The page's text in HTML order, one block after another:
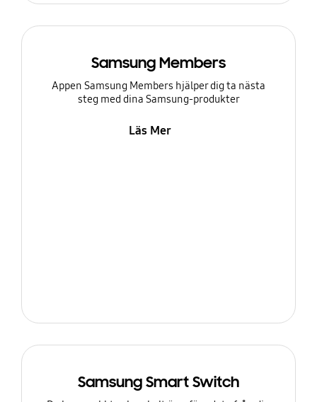
Samsung Members
Appen Samsung Members hjälper dig ta nästa
steg med dina Samsung-produkter
Läs Mer
Samsung Smart Switch